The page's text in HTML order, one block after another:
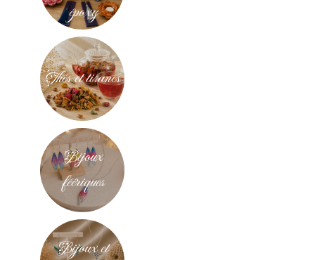
époxy
Thés et tisanes
Bijoux
féériques
Bijoux et